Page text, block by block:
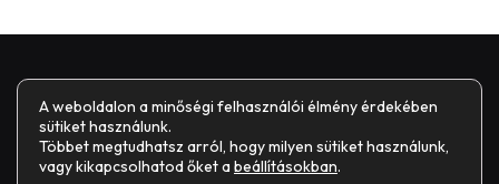
Impresszum Általános Szerződési Feltételek
A weboldalon a minőségi felhasználói élmény érdekében
sütiket használunk.
Többet megtudhatsz arról, hogy milyen sütiket használunk,
vagy kikapcsolhatod őket abeállításokban.